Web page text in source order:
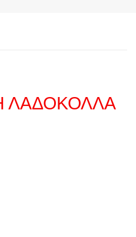
ΛΑΔΟΚΟΛΛΑ